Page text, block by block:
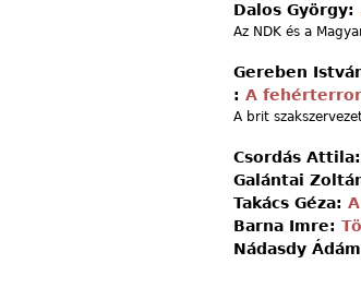
Dalos György:
Az NDK és a
Gereben
: A
A brit
Csordás Attila:
Galántai
Takács Géza:
Barna Imre:
Nádasdy